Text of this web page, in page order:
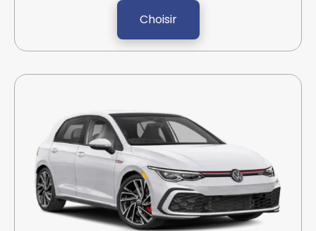
Choisir